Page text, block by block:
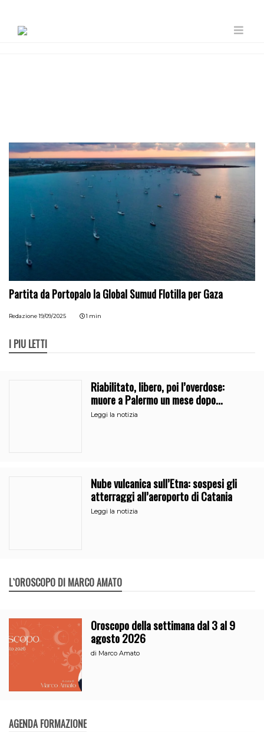
Partita da Portopalo la Global Sumud Flotilla per Gaza
Redazione 19/09/2025 1 min
I PIÙ LETTI
Riabilitato, libero, poi l’overdose:
muore a Palermo un mese dopo
l’uscita dalla comunità
Leggi la notizia
Nube vulcanica sull’Etna: sospesi gli
atterraggi all’aeroporto di Catania
Leggi la notizia
L`OROSCOPO DI MARCO AMATO
Oroscopo della settimana dal 3 al 9
agosto 2026
di Marco Amato
AGENDA FORMAZIONE